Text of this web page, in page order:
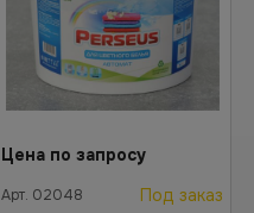
Цена по запросу
Арт. 02048
Под заказ